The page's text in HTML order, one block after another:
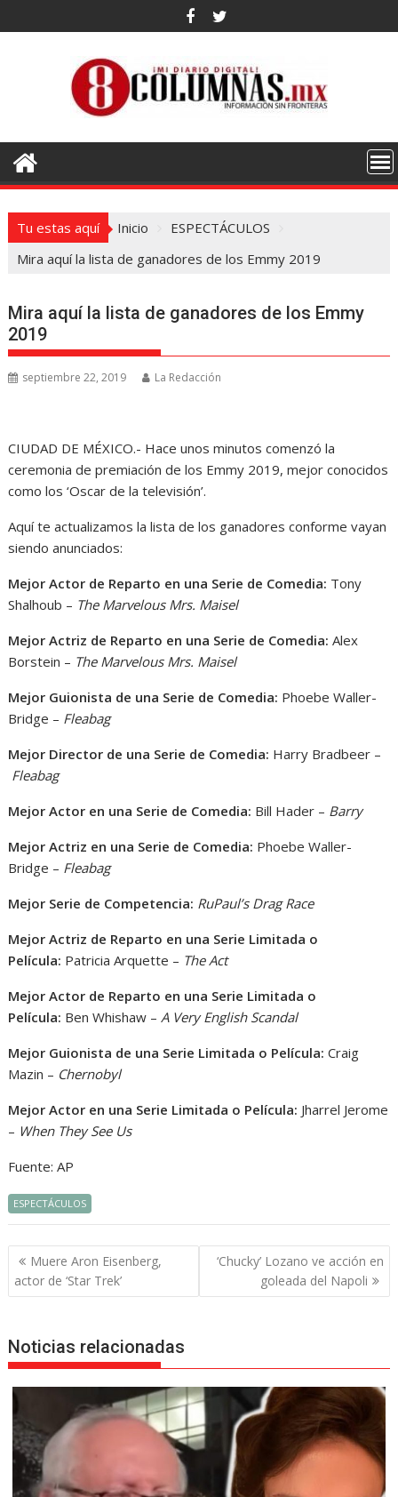
al
Tu estas aquí Inicio
ESPECTÁCULOS
Mira aquí la lista de ganadores de los Emmy 2019
Mira aquí la lista de ganadores de los Emmy
2019
septiembre 22, 2019 La Redacción
CIUDAD DE MÉXICO.- Hace unos minutos comenzó la
ceremonia de premiación de los Emmy 2019, mejor conocidos
como los ‘Oscar de la televisión’.
Aquí te actualizamos la lista de los ganadores conforme vayan
siendo anunciados:
Mejor Actor de Reparto en una Serie de Comedia: Tony
Shalhoub – The Marvelous Mrs. Maisel
Mejor Actriz de Reparto en una Serie de Comedia: Alex
Borstein – The Marvelous Mrs. Maisel
Mejor Guionista de una Serie de Comedia: Phoebe Waller-
Bridge – Fleabag
Mejor Director de una Serie de Comedia: Harry Bradbeer –
Fleabag
Mejor Actor en una Serie de Comedia: Bill Hader – Barry
Mejor Actriz en una Serie de Comedia: Phoebe Waller-
Bridge – Fleabag
Mejor Serie de Competencia: RuPaul’s Drag Race
Mejor Actriz de Reparto en una Serie Limitada o
Película: Patricia Arquette – The Act
Mejor Actor de Reparto en una Serie Limitada o
Película: Ben Whishaw –A Very English Scandal
Mejor Guionista de una Serie Limitada o Película: Craig
Mazin – Chernobyl
Mejor Actor en una Serie Limitada o Película: Jharrel Jerome
– When They See Us
Fuente: AP
ESPECTÁCULOS
Navegación
de
entradas
Muere Aron Eisenberg,
actor de ‘Star Trek’
‘Chucky’ Lozano ve acción en
goleada del Napoli
Noticias relacionadas